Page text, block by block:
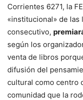
Corrientes 6271, la
«institucional» de las
consecutivo,
según los
venta de libros
difusión del
cultural como centro
comunidad que la